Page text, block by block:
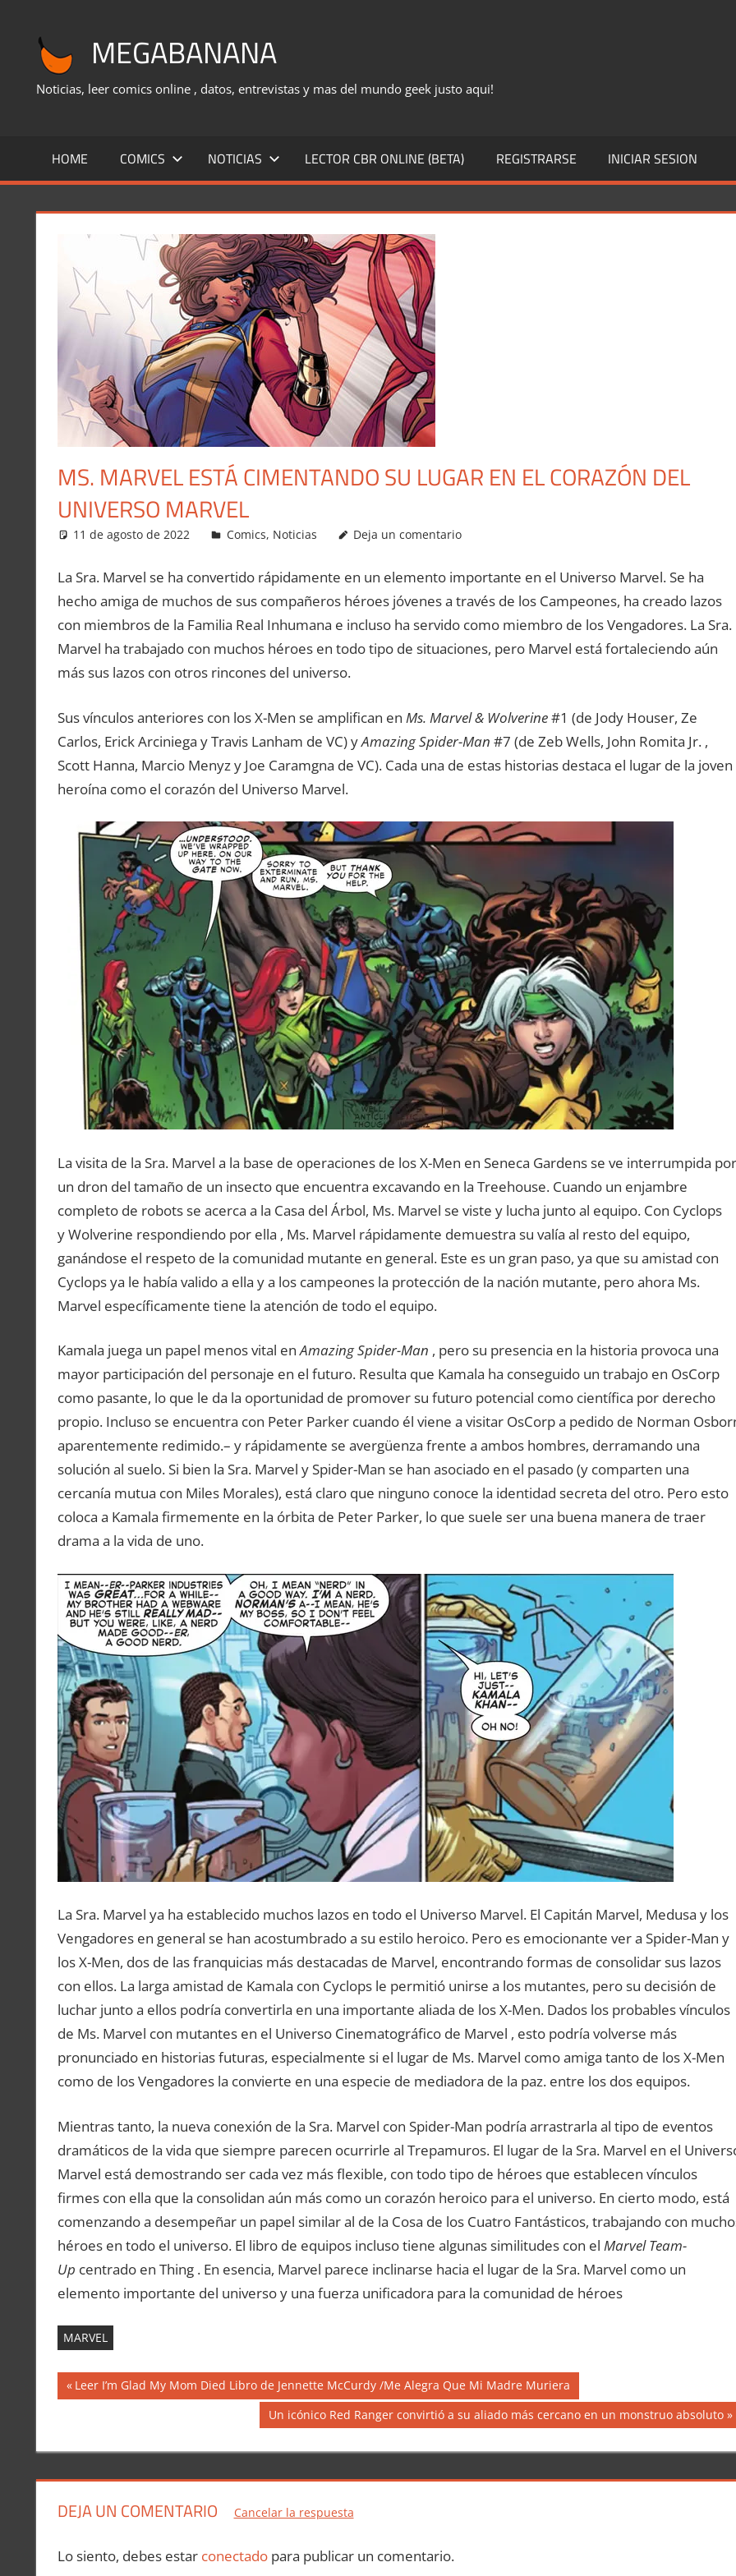
contenido
MEGABANANA
Noticias, leer comics online , datos, entrevistas y mas del mundo geek justo aqui!
HOME COMICS NOTICIAS LECTOR CBR ONLINE (BETA) REGISTRARSE INICIAR SESION
MS. MARVEL ESTÁ CIMENTANDO SU LUGAR EN EL CORAZÓN DEL
UNIVERSO MARVEL
11 de agosto de 2022 Carlitox Banana
Comics, Noticias Deja un comentario
La Sra. Marvel se ha convertido rápidamente en un elemento importante en el Universo Marvel. Se ha
hecho amiga de muchos de sus compañeros héroes jóvenes a través de los Campeones, ha creado lazos
con miembros de la Familia Real Inhumana e incluso ha servido como miembro de los Vengadores. La Sra.
Marvel ha trabajado con muchos héroes en todo tipo de situaciones, pero Marvel está fortaleciendo aún
más sus lazos con otros rincones del universo.
Sus vínculos anteriores con los X-Men se amplifican en Ms. Marvel & Wolverine#1 (de Jody Houser, Ze
Carlos, Erick Arciniega y Travis Lanham de VC) yAmazing Spider-Man #7 (de Zeb Wells, John Romita Jr. ,
Scott Hanna, Marcio Menyz y Joe Caramgna de VC). Cada una de estas historias destaca el lugar de la joven
heroína como el corazón del Universo Marvel.
La visita de la Sra. Marvel a la base de operaciones de los X-Men en Seneca Gardens se ve interrumpida por
un dron del tamaño de un insecto que encuentra excavando en la Treehouse. Cuando un enjambre
completo de robots se acerca a la Casa del Árbol, Ms. Marvel se viste y lucha junto al equipo. Con Cyclops
y Wolverine respondiendo por ella , Ms. Marvel rápidamente demuestra su valía al resto del equipo,
ganándose el respeto de la comunidad mutante en general. Este es un gran paso, ya que su amistad con
Cyclops ya le había valido a ella y a los campeones la protección de la nación mutante, pero ahora Ms.
Marvel específicamente tiene la atención de todo el equipo.
Kamala juega un papel menos vital enAmazing Spider-Man , pero su presencia en la historia provoca una
mayor participación del personaje en el futuro. Resulta que Kamala ha conseguido un trabajo en OsCorp
como pasante, lo que le da la oportunidad de promover su futuro potencial como científica por derecho
propio. Incluso se encuentra con Peter Parker cuando él viene a visitar OsCorp a pedido de Norman
aparentemente redimido.– y rápidamente se avergüenza frente a ambos hombres, derramando una
solución al suelo. Si bien la Sra. Marvel y Spider-Man se han asociado en el pasado (y comparten una
cercanía mutua con Miles Morales), está claro que ninguno conoce la identidad secreta del otro. Pero esto
coloca a Kamala firmemente en la órbita de Peter Parker, lo que suele ser una buena manera de traer
drama a la vida de uno.
La Sra. Marvel ya ha establecido muchos lazos en todo el Universo Marvel. El Capitán Marvel, Medusa y los
Vengadores en general se han acostumbrado a su estilo heroico. Pero es emocionante ver a Spider-Man y
los X-Men, dos de las franquicias más destacadas de Marvel, encontrando formas de consolidar sus lazos
con ellos. La larga amistad de Kamala con Cyclops le permitió unirse a los mutantes, pero su decisión de
luchar junto a ellos podría convertirla en una importante aliada de los X-Men. Dados los probables vínculos
de Ms. Marvel con mutantes en el Universo Cinematográfico de Marvel , esto podría volverse más
pronunciado en historias futuras, especialmente si el lugar de Ms. Marvel como amiga tanto de los X-Men
como de los Vengadores la convierte en una especie de mediadora de la paz. entre los dos equipos.
Mientras tanto, la nueva conexión de la Sra. Marvel con Spider-Man podría arrastrarla al tipo de eventos
dramáticos de la vida que siempre parecen ocurrirle al Trepamuros. El lugar de la Sra. Marvel en el
Marvel está demostrando ser cada vez más flexible, con todo tipo de héroes que establecen vínculos
firmes con ella que la consolidan aún más como un corazón heroico para el universo. En cierto modo, está
comenzando a desempeñar un papel similar al de la Cosa de los Cuatro Fantásticos, trabajando con
héroes en todo el universo. El libro de equipos incluso tiene algunas similitudes con el Marvel Team-
Up centrado en Thing . En esencia, Marvel parece inclinarse hacia el lugar de la Sra. Marvel como un
elemento importante del universo y una fuerza unificadora para la comunidad de héroes
MARVEL
Navegación
entradas
Entrada
anterior:
Leer I’m Glad My Mom Died Libro de Jennette McCurdy /Me Alegra Que Mi Madre Muriera
Siguiente
entrada:
Un icónico Red Ranger convirtió a su aliado más cercano en un monstruo absoluto
DEJA UN COMENTARIO Cancelar la respuesta
Lo siento, debes estar conectadopara publicar un comentario.